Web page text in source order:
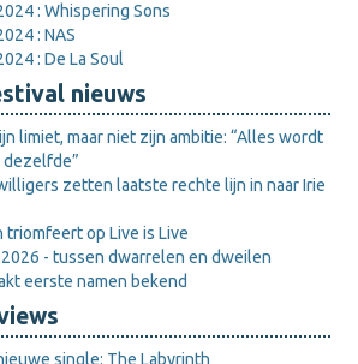
: Whispering Sons
: NAS
: De La Soul
nieuws
limiet, maar niet zijn ambitie: “Alles wordt
zetten laatste rechte lijn in naar Irie
triomfeert op Live is Live
- tussen dwarrelen en dweilen
eerste namen bekend
single: The Labyrinth